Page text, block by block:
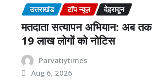
उत्तराखंड टॉप न्यूज़ देहरादून
मतदाता सत्यापन अभियान: अब तक
19 लाख लोगों को नोटिस
Parvatiytimes
Aug 6, 2026